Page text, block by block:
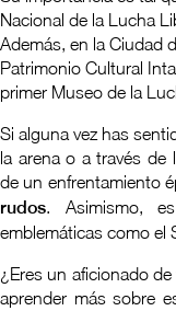
Nacional de la Lucha
Además, en la Ciudad
Patrimonio Cultural
primer Museo de la
Si alguna vez has
la arena o a través
de un enfrentamiento
rudos. Asimismo,
emblemáticas como el
¿Eres un aficionado
aprender más sobre